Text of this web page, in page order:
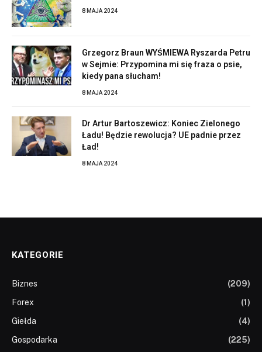
8 MAJA 2024
Grzegorz Braun WYŚMIEWA Ryszarda Petru
w Sejmie: Przypomina mi się fraza o psie,
kiedy pana słucham!
8 MAJA 2024
Dr Artur Bartoszewicz: Koniec Zielonego
Ładu! Będzie rewolucja? UE padnie przez
Ład!
8 MAJA 2024
KATEGORIE
Biznes
(209)
Forex
(1)
Giełda
(4)
Gospodarka
(225)